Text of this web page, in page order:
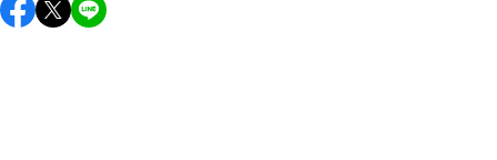
し上がりください。